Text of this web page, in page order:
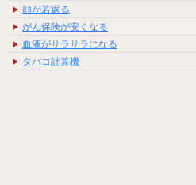
顔が若返る
がん保険が安くなる
血液がサラサラになる
タバコ計算機